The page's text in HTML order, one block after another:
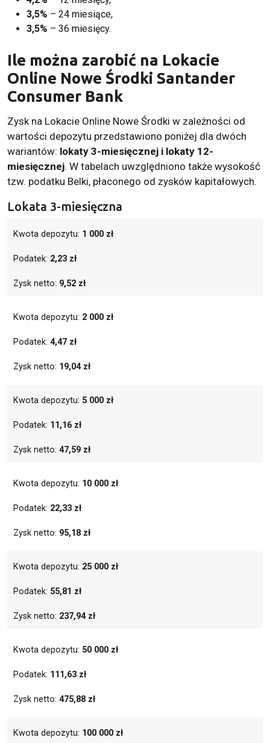
3,5% – 24 miesiące,
3,5% – 36 miesięcy.
Ile można zarobić na Lokacie
Online Nowe Środki Santander
Consumer Bank
Zysk na Lokacie Online Nowe Środki w zależności od
wartości depozytu przedstawiono poniżej dla dwóch
wariantów: lokaty 3-miesięcznej i lokaty 12-
miesięcznej. W tabelach uwzględniono także wysokość
tzw. podatku Belki, płaconego od zysków kapitałowych.
Lokata 3-miesięczna
Kwota depozytu: 1 000 zł
Podatek: 2,23 zł
Zysk netto: 9,52 zł
Kwota depozytu: 2 000 zł
Podatek: 4,47 zł
Zysk netto: 19,04 zł
Kwota depozytu: 5 000 zł
Podatek: 11,16 zł
Zysk netto: 47,59 zł
Kwota depozytu: 10 000 zł
Podatek: 22,33 zł
Zysk netto: 95,18 zł
Kwota depozytu: 25 000 zł
Podatek: 55,81 zł
Zysk netto: 237,94 zł
Kwota depozytu: 50 000 zł
Podatek: 111,63 zł
Zysk netto: 475,88 zł
Kwota depozytu: 100 000 zł